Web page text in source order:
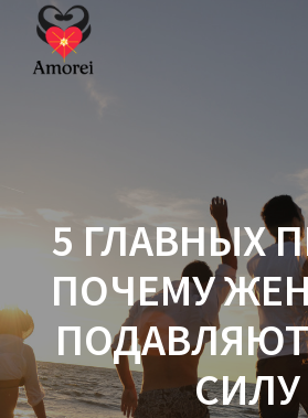
5 ГЛАВНЫХ
ПОЧЕМУ
СИЛУ